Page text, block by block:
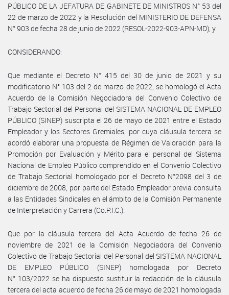
PÚBLICO DE LA JEFATURA DE GABINETE DE MINISTROS N° 53 del
22 de marzo de 2022 y la Resolución del MINISTERIO DE DEFENSA
N° 903 de fecha 28 de junio de 2022 (RESOL-2022-903-APN-MD), y
CONSIDERANDO:
Que mediante el Decreto N° 415 del 30 de junio de 2021 y su
modificatorio N° 103 del 2 de marzo de 2022, se homologó el Acta
Acuerdo de la Comisión Negociadora del Convenio Colectivo de
Trabajo Sectorial del Personal del SISTEMA NACIONAL DE EMPLEO
PÚBLICO (SINEP) suscripta el 26 de mayo de 2021 entre el Estado
Empleador y los Sectores Gremiales, por cuya cláusula tercera se
acordó elaborar una propuesta de Régimen de Valoración para la
Promoción por Evaluación y Mérito para el personal del Sistema
Nacional de Empleo Público comprendido en el Convenio Colectivo
de Trabajo Sectorial homologado por el Decreto N°2098 del 3 de
diciembre de 2008, por parte del Estado Empleador previa consulta
a las Entidades Sindicales en el ámbito de la Comisión Permanente
de Interpretación y Carrera (Co.P.I.C.).
Que por la cláusula tercera del Acta Acuerdo de fecha 26 de
noviembre de 2021 de la Comisión Negociadora del Convenio
Colectivo de Trabajo Sectorial del Personal del SISTEMA NACIONAL
DE EMPLEO PÚBLICO (SINEP) homologada por Decreto
N° 103/2022 se ha dispuesto sustituir la redacción de la cláusula
tercera del acta acuerdo de fecha 26 de mayo de 2021 homologada